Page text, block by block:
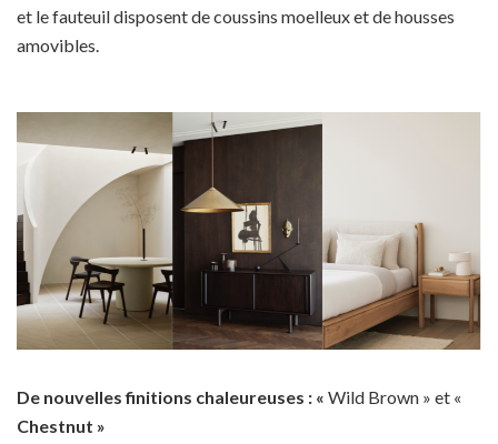
et le fauteuil disposent de coussins moelleux et de housses
amovibles.
De nouvelles finitions chaleureuses : « Wild Brown » et «
Chestnut »